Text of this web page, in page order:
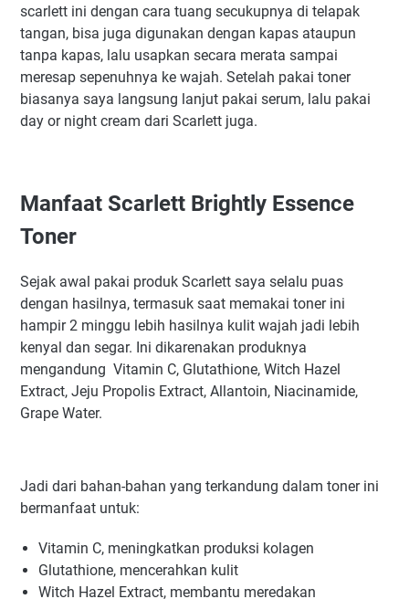
scarlett ini dengan cara tuang secukupnya di telapak
tangan, bisa juga digunakan dengan kapas ataupun
tanpa kapas, lalu usapkan secara merata sampai
meresap sepenuhnya ke wajah. Setelah pakai toner
biasanya saya langsung lanjut pakai serum, lalu pakai
day or night cream dari Scarlett juga.
Manfaat Scarlett Brightly Essence
Toner
Sejak awal pakai produk Scarlett saya selalu puas
dengan hasilnya, termasuk saat memakai toner ini
hampir 2 minggu lebih hasilnya kulit wajah jadi lebih
kenyal dan segar. Ini dikarenakan produknya
mengandung Vitamin C, Glutathione, Witch Hazel
Extract, Jeju Propolis Extract, Allantoin, Niacinamide,
Grape Water.
Jadi dari bahan-bahan yang terkandung dalam toner ini
bermanfaat untuk:
Vitamin C, meningkatkan produksi kolagen
Glutathione, mencerahkan kulit
Witch Hazel Extract, membantu meredakan